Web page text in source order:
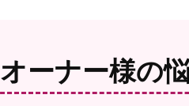
オーナー様の